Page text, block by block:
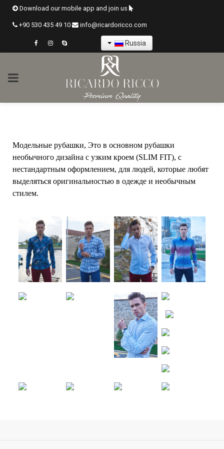
Download our mobile app and join us
+90 530 435 49 10 info@ricardoricco.com
Russia
Модельные рубашки, Это в основном рубашки
необычного дизайна с узким кроем (SLIM FIT), с
нестандартным оформлением, для людей, которые любят
выделяться оригинальностью в одежде и необычным
стилем.